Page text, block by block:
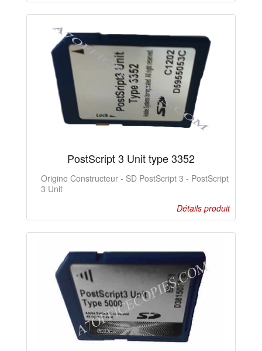
PostScript 3 Unit type 3352
Origine Constructeur - SD PostScript 3 - PostScript
3 Unit
Détails produit